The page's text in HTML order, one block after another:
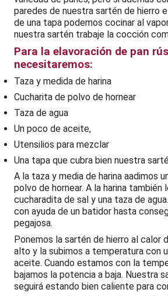
paredes de nuestra sartén de hierro
de una tapa podemos cocinar al
nuestra sartén trabaje la cocción
Para la elavoración de pan
necesitaremos:
Taza y medida de harina
Cucharita de polvo de hornear
Taza de agua
Un poco de aceite,
Utensilios para mezclar
Una tapa que cubra bien nuestra
A la taza y media de harina aadimos
polvo de hornear. A la harina también
cucharadita de sal y una taza de
con ayuda de un batidor hasta
pegajosa.
Ponemos la sartén de hierro al calor
alto y la subimos a temperatura con
aceite. Cuando estamos con la
bajamos la potencia a baja. Nuestra
seguirá estando bien caliente para